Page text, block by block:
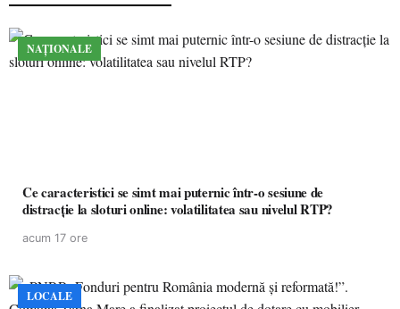
NAȚIONALE
Ce caracteristici se simt mai puternic într-o sesiune de
distracție la sloturi online: volatilitatea sau nivelul RTP?
acum 17 ore
LOCALE